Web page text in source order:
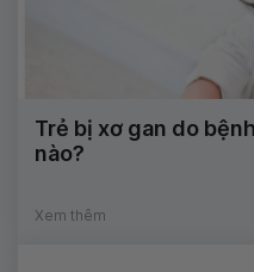
Trẻ bị xơ gan do
nào?
Xem thêm